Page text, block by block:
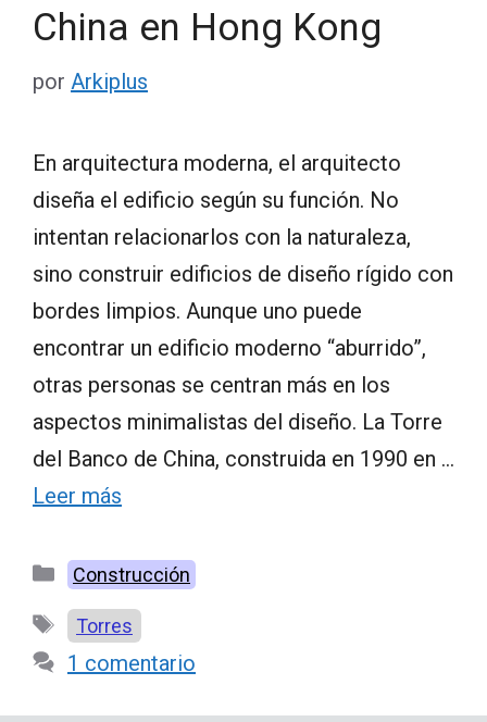
China en Hong Kong
por Arkiplus
En arquitectura moderna, el arquitecto
diseña el edificio según su función. No
intentan relacionarlos con la naturaleza,
sino construir edificios de diseño rígido con
bordes limpios. Aunque uno puede
encontrar un edificio moderno “aburrido”,
otras personas se centran más en los
aspectos minimalistas del diseño. La Torre
del Banco de China, construida en 1990 en …
Leer más
Categorías
Construcción
Etiquetas
Torres
1 comentario